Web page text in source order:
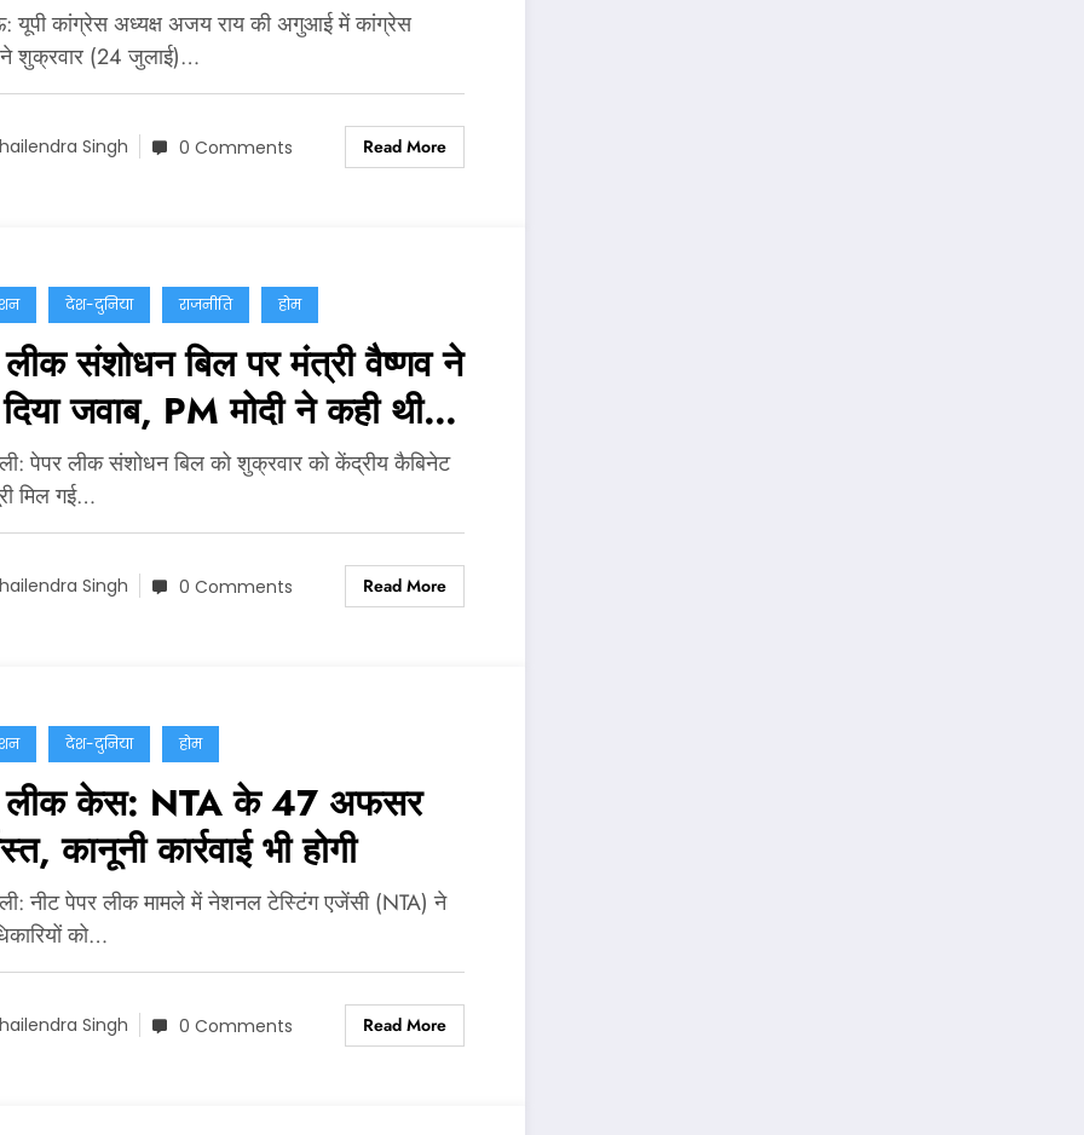
कांग्रेस अध्यक्ष अजय राय की अगुआई में कांग्रेस
शुक्रवार (24 जुलाई)…
Singh 0 Comments Read More
देश-दुनिया राजनीति होम
संशोधन बिल पर मंत्री वैष्णव ने
जवाब, PM मोदी ने कही थी
कानून लाने की बात
पेपर लीक संशोधन बिल को शुक्रवार को केंद्रीय कैबिनेट
मिल गई…
Singh 0 Comments Read More
देश-दुनिया होम
लीक केस: NTA के 47 अफसर
कानूनी कार्रवाई भी होगी
नीट पेपर लीक मामले में नेशनल टेस्टिंग एजेंसी (NTA) ने
को…
Singh 0 Comments Read More